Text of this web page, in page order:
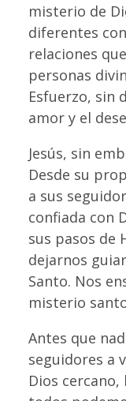
misterio de
diferentes
relaciones
personas
Esfuerzo, sin
amor y el
Jesús, sin
Desde su
a sus
confiada con
sus pasos de
dejarnos
Santo. Nos
misterio
Antes que
seguidores a
Dios